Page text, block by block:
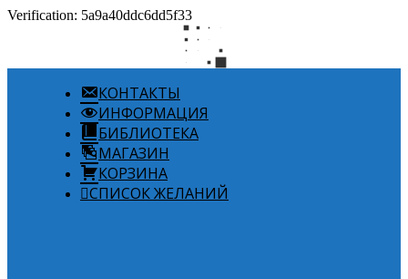
Verification: 5a9a40ddc6dd5f33
КОНТАКТЫ
ИНФОРМАЦИЯ
БИБЛИОТЕКА
МАГАЗИН
КОРЗИНА
СПИСОК ЖЕЛАНИЙ